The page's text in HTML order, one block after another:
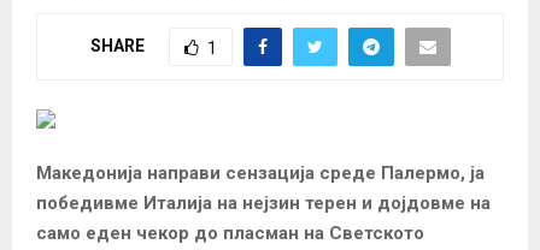
SHARE 1
Македонија направи сензација среде Палермо, ја
победивме Италија на нејзин терен и дојдовме на
само еден чекор до пласман на Светското